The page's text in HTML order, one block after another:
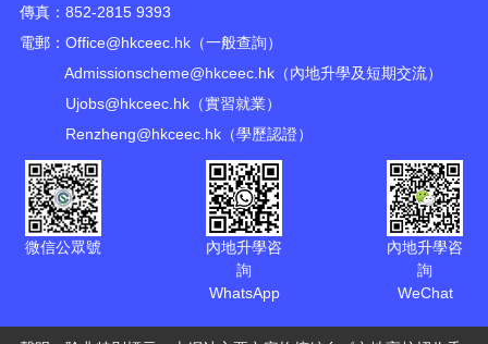
傳真：852-2815 9393
電郵： Office@hkceec.hk（一般查詢）
Admissionscheme@hkceec.hk（內地升學及短期交流）
Ujobs@hkceec.hk（實習就業）
Renzheng@hkceec.hk（學歷認證）
微信公眾號
內地升學咨
詢
WhatsApp
內地升學咨
詢
WeChat